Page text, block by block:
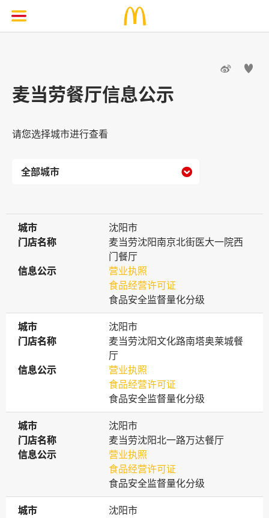
 
麦当劳餐厅信息公示
请您选择城市进行查看

城市
城市
沈阳市
门店名称
门店名称
麦当劳沈阳南京北街医大一院西
门餐厅
信息公示
信息公示
营业执照
食品经营许可证
食品安全监督量化分级
城市
城市
沈阳市
门店名称
门店名称
麦当劳沈阳文化路南塔奥莱城餐
厅
信息公示
信息公示
营业执照
食品经营许可证
食品安全监督量化分级
城市
城市
沈阳市
门店名称
门店名称
麦当劳沈阳北一路万达餐厅
信息公示
信息公示
营业执照
食品经营许可证
食品安全监督量化分级
城市
城市
沈阳市